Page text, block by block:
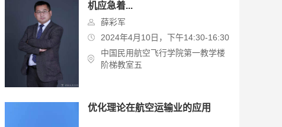
机应急着...
薛彩军
2024年4月10日，下午14:30-16:30
中国民用航空飞行学院第一教学楼
阶梯教室五
优化理论在航空运输业的应用